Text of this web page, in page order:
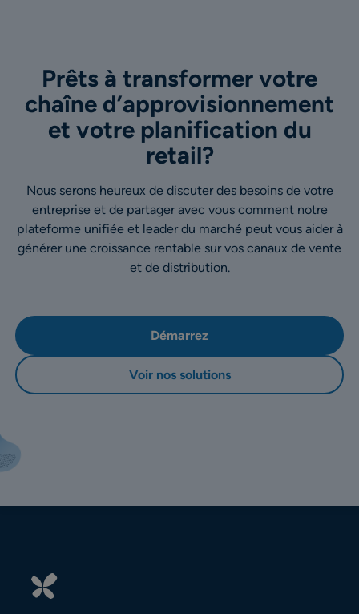
Prêts à transformer votre
chaîne d’approvisionnement
et votre planification du
retail?
Nous serons heureux de discuter des besoins de votre
entreprise et de partager avec vous comment notre
plateforme unifiée et leader du marché peut vous aider à
générer une croissance rentable sur vos canaux de vente
et de distribution.
Démarrez
Voir nos solutions